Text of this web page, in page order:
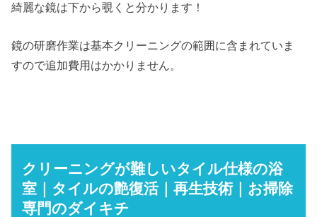
綺麗な鏡は下から覗くと分かります！
鏡の研磨作業は基本クリーニングの範囲に含まれていま
すので追加費用はかかりません。
クリーニングが難しいタイル仕様の浴
室｜タイルの艶復活｜再生技術｜お掃除
専門のダイキチ